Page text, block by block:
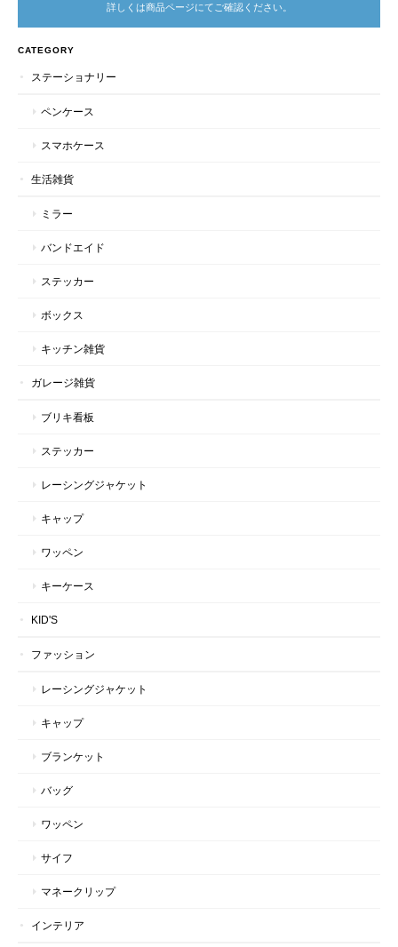
詳しくは商品ページにてご確認ください。
CATEGORY
ステーショナリー
ペンケース
スマホケース
生活雑貨
ミラー
バンドエイド
ステッカー
ボックス
キッチン雑貨
ガレージ雑貨
ブリキ看板
ステッカー
レーシングジャケット
キャップ
ワッペン
キーケース
KID'S
ファッション
レーシングジャケット
キャップ
ブランケット
バッグ
ワッペン
サイフ
マネークリップ
インテリア